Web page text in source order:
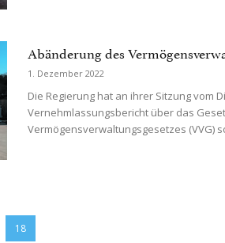
Abänderung des
1. Dezember 2022
Die Regierung hat an ihrer Sitzung vom
Vernehmlassungsbericht über das
Vermögensverwaltungsgesetzes (VVG)
18